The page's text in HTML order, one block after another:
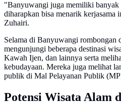
"Banyuwangi juga memiliki banyak
diharapkan bisa menarik kerjasama
Zuhairi.
Selama di Banyuwangi rombongan
mengunjungi beberapa destinasi
Kawah Ijen, dan lainnya serta
kebudayaan. Mereka juga melihat
publik di Mal Pelayanan Publik
Potensi Wisata Alam